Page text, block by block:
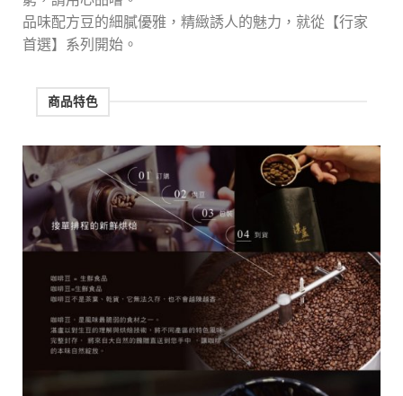
品味配方豆的細膩優雅，精緻誘人的魅力，就從【行家
首選】系列開始。
商品特色